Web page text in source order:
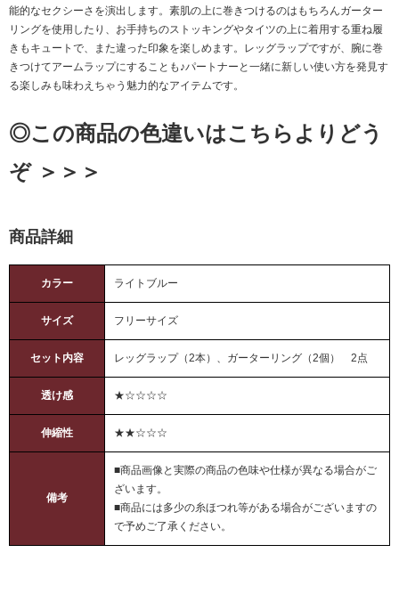
能的なセクシーさを演出します。素肌の上に巻きつけるのはもちろんガーター
リングを使用したり、お手持ちのストッキングやタイツの上に着用する重ね履
きもキュートで、また違った印象を楽しめます。レッグラップですが、腕に巻
きつけてアームラップにすることも♪パートナーと一緒に新しい使い方を発見す
る楽しみも味わえちゃう魅力的なアイテムです。
◎この商品の色違いはこちらよりどう
ぞ ＞＞＞
商品詳細
カラー ライトブルー
サイズ フリーサイズ
セット内容 レッグラップ（2本）、ガーターリング（2個） 2点
透け感 ★☆☆☆☆
伸縮性 ★★☆☆☆
備考
■商品画像と実際の商品の色味や仕様が異なる場合がご
ざいます。
■商品には多少の糸ほつれ等がある場合がございますの
で予めご了承ください。